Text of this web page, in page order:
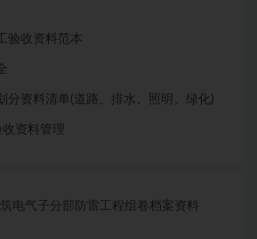
验收资料范本
分资料清单(道路、排水、照明、绿化)
资料管理
电气子分部防雷工程组卷档案资料